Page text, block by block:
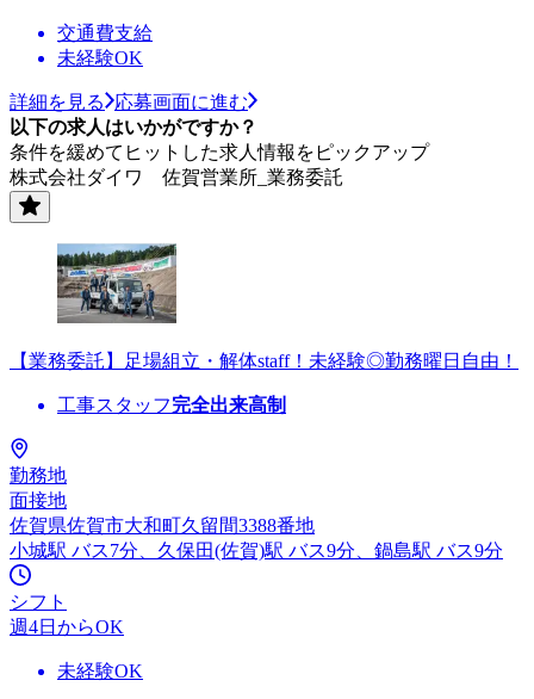
交通費支給
未経験OK
詳細を見る
応募画面に進む
以下の求人はいかがですか？
条件を緩めてヒットした求人情報をピックアップ
株式会社ダイワ 佐賀営業所_業務委託
【業務委託】足場組立・解体staff！未経験◎勤務曜日自由！
工事スタッフ完全出来高制
勤務地
面接地
佐賀県佐賀市大和町久留間3388番地
小城駅 バス7分、久保田(佐賀)駅 バス9分、鍋島駅 バス9分
シフト
週4日からOK
未経験OK